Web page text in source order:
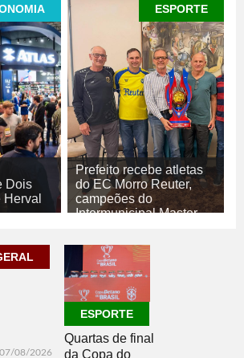
Dois
Herval
ESPORTE
Prefeito recebe atletas
do EC Morro Reuter,
campeões do
Intermunicipal Master
07/08/2026
ESPORTE
07/08/2026
ESPORTE
Quartas de final
da Copa do